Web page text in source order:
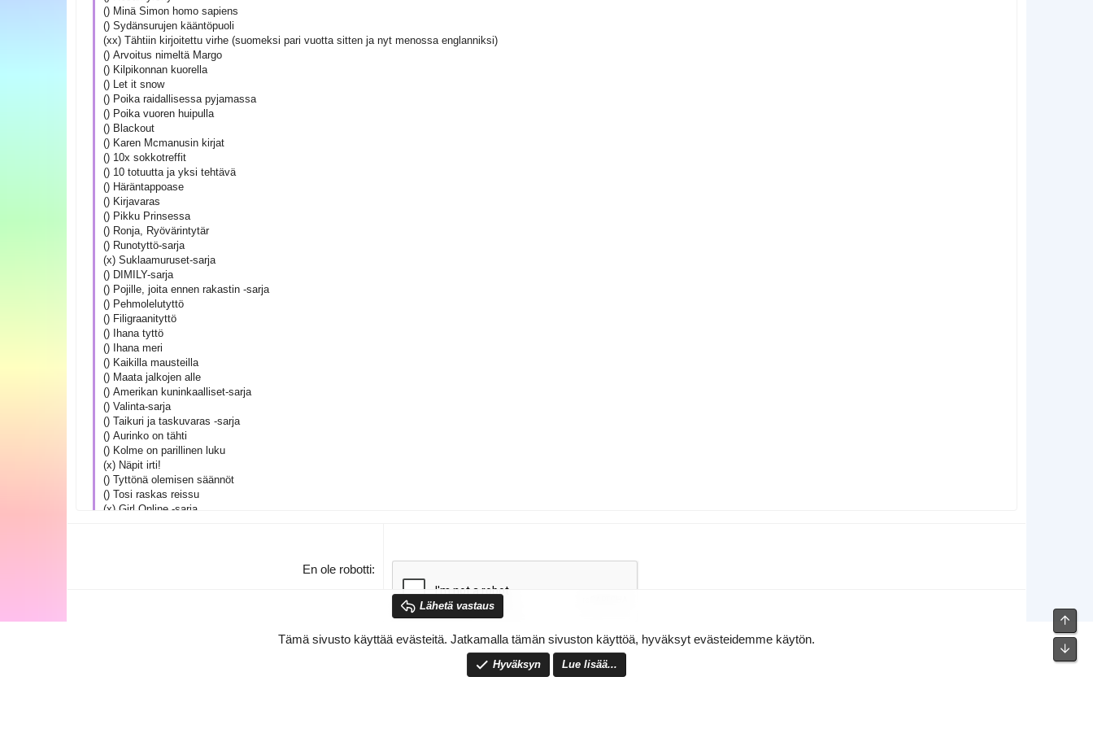
() Minä Simon homo sapiens
() Sydänsurujen kääntöpuoli
(xx) Tähtiin kirjoitettu virhe (suomeksi pari vuotta sitten ja nyt menossa englanniksi)
() Arvoitus nimeltä Margo
() Kilpikonnan kuorella
() Let it snow
() Poika raidallisessa pyjamassa
() Poika vuoren huipulla
() Blackout
() Karen Mcmanusin kirjat
() 10x sokkotreffit
() 10 totuutta ja yksi tehtävä
() Häräntappoase
() Kirjavaras
() Pikku Prinsessa
() Ronja, Ryövärintytär
() Runotyttö-sarja
(x) Suklaamuruset-sarja
() DIMILY-sarja
() Pojille, joita ennen rakastin -sarja
() Pehmolelutyttö
() Filigraanityttö
() Ihana tyttö
() Ihana meri
() Kaikilla mausteilla
() Maata jalkojen alle
() Amerikan kuninkaalliset-sarja
() Valinta-sarja
() Taikuri ja taskuvaras -sarja
() Aurinko on tähti
() Kolme on parillinen luku
(x) Näpit irti!
() Tyttönä olemisen säännöt
() Tosi raskas reissu
(x) Girl Online -sarja
En ole robotti
Lähetä vastaus
Tämä sivusto käyttää evästeitä. Jatkamalla tämän sivuston käyttöä, hyväksyt evästeidemme käytön.
Hyväksyn Lue lisää...
Ylös